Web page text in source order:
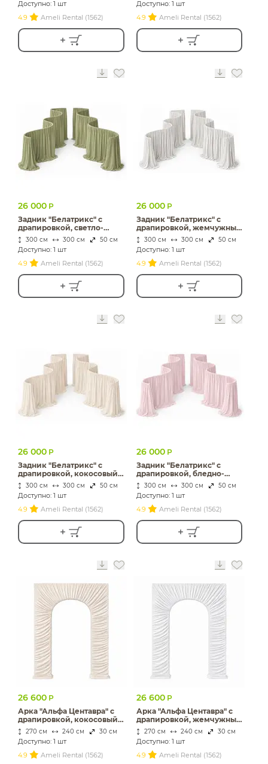
Доступно: 1 шт
4.9
Ameli Rental (1562)
Доступно: 1 шт
4.9
Ameli Rental (1562)
26 000 Р
Задник "Белатрикс" с
драпировкой, светло-
зеленый бархат
300 см 300 см 50 см
Доступно: 1 шт
4.9
Ameli Rental (1562)
26 000 Р
Задник "Белатрикс" с
драпировкой, жемчужный
бархат
300 см 300 см 50 см
Доступно: 1 шт
4.9
Ameli Rental (1562)
26 000 Р
Задник "Белатрикс" с
драпировкой, кокосовый
раф бархат
300 см 300 см 50 см
Доступно: 1 шт
4.9
Ameli Rental (1562)
26 000 Р
Задник "Белатрикс" с
драпировкой, бледно-
розовый бархат
300 см 300 см 50 см
Доступно: 1 шт
4.9
Ameli Rental (1562)
26 600 Р
Арка "Альфа Центавра" с
драпировкой, кокосовый
раф бархат
270 см 240 см 30 см
Доступно: 1 шт
4.9
Ameli Rental (1562)
26 600 Р
Арка "Альфа Центавра" с
драпировкой, жемчужный
бархат
270 см 240 см 30 см
Доступно: 1 шт
4.9
Ameli Rental (1562)